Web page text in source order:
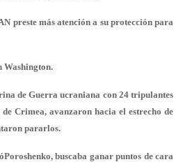
preste más atención a su protección para
Washington.
de Guerra ucraniana con 24 tripulantes
Crimea, avanzaron hacia el estrecho de
pararlos.
buscaba ganar puntos de cara